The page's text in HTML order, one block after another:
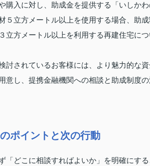
購入に対し、助成金を提供する「いしか
５立方メートル以上を使用する場合、助
立方メートル以上を利用する再建住宅に
討されているお客様には、より魅力的な
意し、提携金融機関への相談と助成制度
ポイントと次の行動
「どこに相談すればよいか」を明確にす